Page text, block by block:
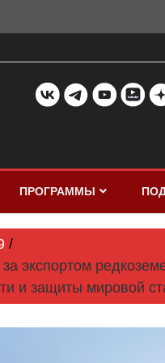
ПРОГРАММЫ
за экспортом
и защиты мировой